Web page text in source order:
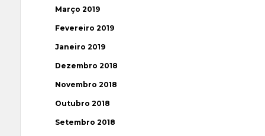
Março 2019
Fevereiro 2019
Janeiro 2019
Dezembro 2018
Novembro 2018
Outubro 2018
Setembro 2018